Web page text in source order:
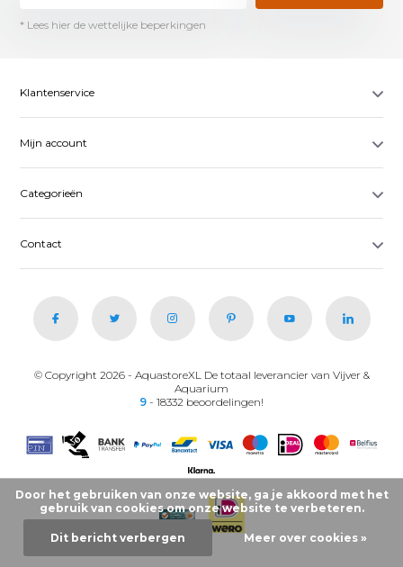
* Lees hier de wettelijke beperkingen
Klantenservice
Mijn account
Categorieën
Contact
© Copyright 2026 - AquastoreXL De totaal leverancier van Vijver &
Aquarium
9 - 18332 beoordelingen!
Door het gebruiken van onze website, ga je akkoord met het
gebruik van cookies om onze website te verbeteren.
Dit bericht verbergen Meer over cookies »